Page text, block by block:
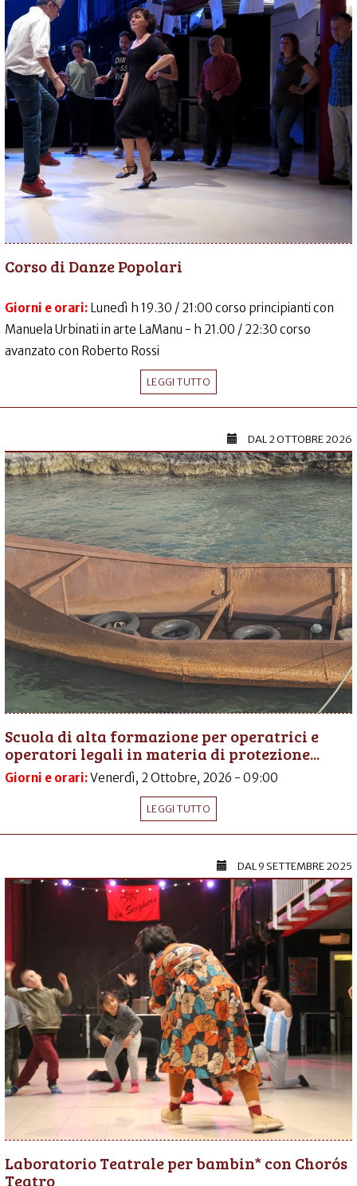
Corso di Danze Popolari
Giorni e orari: Lunedì h 19.30 / 21:00 corso principianti con
Manuela Urbinati in arte LaManu - h 21.00 / 22:30 corso
avanzato con Roberto Rossi
LEGGI TUTTO
DAL2 OTTOBRE 2026
Scuola di alta formazione per operatrici e
operatori legali in materia di protezione...
Giorni e orari:Venerdì, 2 Ottobre, 2026 - 09:00
LEGGI TUTTO
DAL9 SETTEMBRE 2025
Laboratorio Teatrale per bambin* con Chorós
Teatro